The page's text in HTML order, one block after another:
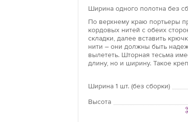
Ширина одного полотна без
По верхнему краю портьеры
кордовых нитей с обеих
складки, далее вставить
нити – они должны быть
вылететь. Шторная тесьма
длину, но и ширину. Такое
Ширина 1 шт. (без сборки)
Высота